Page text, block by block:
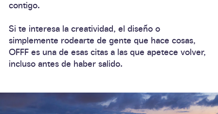
contigo.
Si te interesa la creatividad, el diseño o
simplemente rodearte de gente que hace cosas,
OFFF es una de esas citas a las que apetece volver,
incluso antes de haber salido.